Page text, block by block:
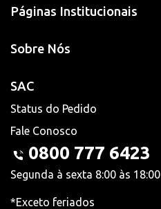
Páginas Institucionais
Sobre Nós
SAC
Status do Pedido
Fale Conosco
0800 777 6423
Segunda à sexta 8:00 às 18:00
*Exceto feriados